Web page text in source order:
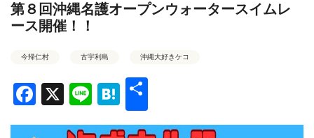
第８回沖縄名護オープンウォータースイムレ
ース開催！！
今帰仁村 古宇利島 沖縄大好きケコ
Facebook
X LineHatena